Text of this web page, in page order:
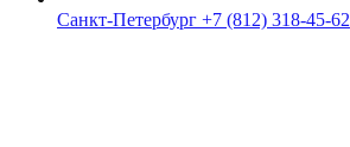
Санкт-Петербург +7 (812) 318-45-62